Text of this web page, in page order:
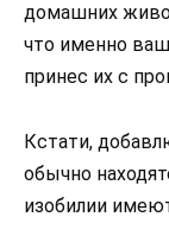
домашних
что именно
принес их с
Кстати,
обычно
изобилии